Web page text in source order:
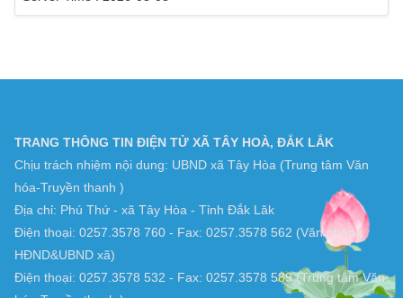
TRANG THÔNG TIN ĐIỆN TỬ XÃ TÂY HOÀ, ĐẮK LẮK
Chịu trách nhiệm nội dung: UBND xã Tây Hòa (Trung tâm Văn
hóa-Truyền thanh )